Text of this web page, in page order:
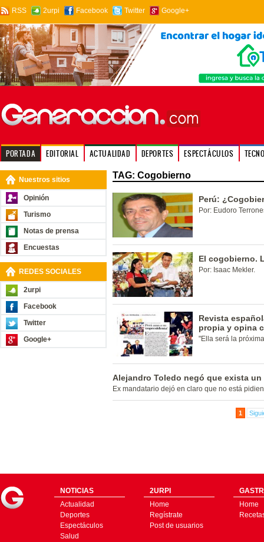
RSS 2urpi Facebook Twitter Google+
PORTADA EDITORIAL ACTUALIDAD DEPORTES ESPECTÁCULOS
Nuestros sitios
Opinión
Turismo
Notas de prensa
Encuestas
REDES SOCIALES
2urpi
Facebook
Twitter
Google+
TAG: Cogobierno
Perú:
Por: Eudoro
El cogobierno.
Por: Isaac Mekler.
Revista
propia y opina
"Ella será la
Alejandro Toledo negó que exista
Ex mandatario dejó en claro que no está
1
NOTICIAS
Actualidad
Deportes
Espectáculos
Salud
2URPI
Home
Regístrate
Post de usuarios
Home